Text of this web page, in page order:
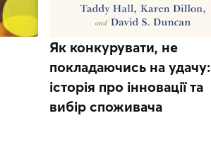
Як конкурувати, не
покладаючись на удачу:
історія про інновації та
вибір споживача